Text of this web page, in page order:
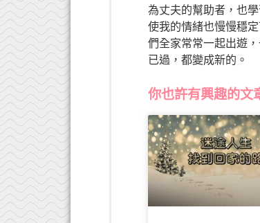
為丈夫的幫助者，也
使我的情緒也慢慢穩
們全家常常一起出遊
已過，都變成新的。
你也許有興趣的文